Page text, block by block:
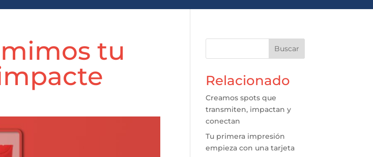
tu
Buscar
Relacionado
Creamos spots que
transmiten, impactan y
conectan
Tu primera impresión
empieza con una tarjeta